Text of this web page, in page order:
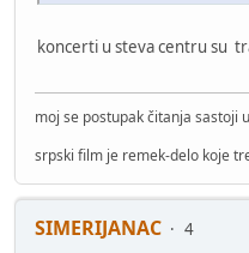
koncerti u steva centru su
moj se postupak čitanja sastoji
srpski film je remek-delo koje
SIMERIJANAC
4